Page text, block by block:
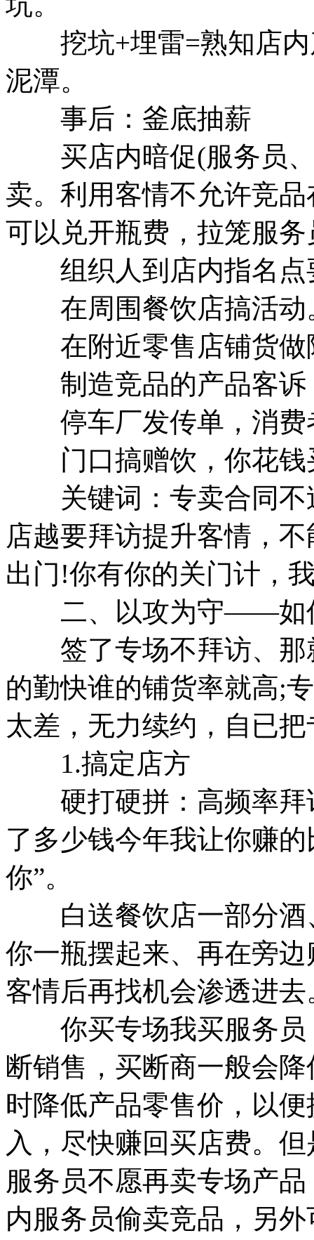
挖坑+埋雷=熟知店内
泥潭。
事后：釜底抽薪
买店内暗促(服务员、
卖。利用客情不允许竞
可以兑开瓶费，拉笼服
组织人到店内指名点
在周围餐饮店搞活动
在附近零售店铺货做
制造竞品的产品客诉
停车厂发传单，消费
门口搞赠饮，你花钱
关键词：专卖合同不
店越要拜访提升客情，
出门!你有你的关门计，
二、以攻为守——如
签了专场不拜访、那
的勤快谁的铺货率就高;
太差，无力续约，自已
1.搞定店方
硬打硬拼：高频率拜
了多少钱今年我让你赚
你”。
白送餐饮店一部分酒
你一瓶摆起来、再在旁
客情后再找机会渗透进去
你买专场我买服务员
断销售，买断商一般会
时降低产品零售价，以
入，尽快赚回买店费。
服务员不愿再卖专场产
内服务员偷卖竞品，另